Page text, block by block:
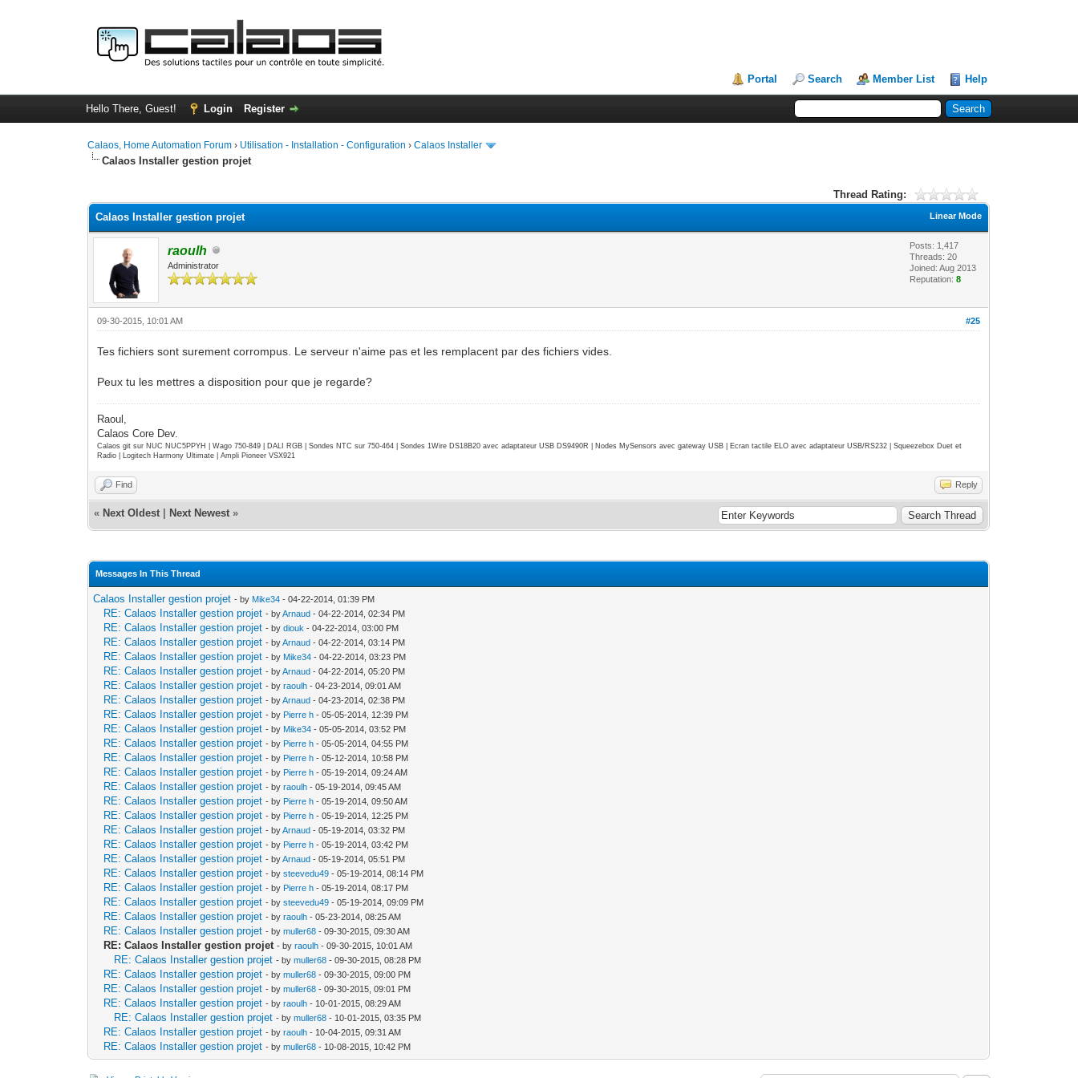
Portal Search Member List Help
Hello There, Guest! Login Register
Calaos, Home Automation Forum › Utilisation - Installation - Configuration ›Calaos Installer
Calaos Installer gestion projet
Thread Rating:
Linear Mode
Calaos Installer gestion projet
raoulh
Administrator
Posts: 1,417
Threads: 20
Joined: Aug 2013
Reputation:8
#25
09-30-2015, 10:01 AM
Tes fichiers sont surement corrompus. Le serveur n'aime pas et les remplacent par des fichiers vides.
Peux tu les mettres a disposition pour que je regarde?
Raoul,
Calaos Core Dev.
Calaos git sur NUC NUC5PPYH | Wago 750-849 | DALI RGB | Sondes NTC sur 750-464 | Sondes 1Wire DS18B20 avec adaptateur USB DS9490R | Nodes MySensors avec gateway USB | Ecran tactile ELO avec adaptateur USB/RS232 | Squeezebox Duet et
Radio | Logitech Harmony Ultimate | Ampli Pioneer VSX921
Find Reply
« Next Oldest Next Newest »
Messages In This Thread
Calaos Installer gestion projet - by Mike34 - 04-22-2014, 01:39 PM
RE: Calaos Installer gestion projet - byArnaud - 04-22-2014, 02:34 PM
RE: Calaos Installer gestion projet - bydiouk - 04-22-2014, 03:00 PM
RE: Calaos Installer gestion projet - byArnaud - 04-22-2014, 03:14 PM
RE: Calaos Installer gestion projet - by Mike34 - 04-22-2014, 03:23 PM
RE: Calaos Installer gestion projet - byArnaud - 04-22-2014, 05:20 PM
RE: Calaos Installer gestion projet - byraoulh - 04-23-2014, 09:01 AM
RE: Calaos Installer gestion projet - byArnaud - 04-23-2014, 02:38 PM
RE: Calaos Installer gestion projet - by Pierre h - 05-05-2014, 12:39 PM
RE: Calaos Installer gestion projet - by Mike34 - 05-05-2014, 03:52 PM
RE: Calaos Installer gestion projet - by Pierre h - 05-05-2014, 04:55 PM
RE: Calaos Installer gestion projet - by Pierre h - 05-12-2014, 10:58 PM
RE: Calaos Installer gestion projet - by Pierre h - 05-19-2014, 09:24 AM
RE: Calaos Installer gestion projet - byraoulh - 05-19-2014, 09:45 AM
RE: Calaos Installer gestion projet - by Pierre h - 05-19-2014, 09:50 AM
RE: Calaos Installer gestion projet - by Pierre h - 05-19-2014, 12:25 PM
RE: Calaos Installer gestion projet - byArnaud - 05-19-2014, 03:32 PM
RE: Calaos Installer gestion projet - by Pierre h - 05-19-2014, 03:42 PM
RE: Calaos Installer gestion projet - byArnaud - 05-19-2014, 05:51 PM
RE: Calaos Installer gestion projet - bysteevedu49 - 05-19-2014, 08:14 PM
RE: Calaos Installer gestion projet - by Pierre h - 05-19-2014, 08:17 PM
RE: Calaos Installer gestion projet - bysteevedu49 - 05-19-2014, 09:09 PM
RE: Calaos Installer gestion projet - byraoulh - 05-23-2014, 08:25 AM
RE: Calaos Installer gestion projet - bymuller68 - 09-30-2015, 09:30 AM
RE: Calaos Installer gestion projet - byraoulh - 09-30-2015, 10:01 AM
RE: Calaos Installer gestion projet - bymuller68 - 09-30-2015, 08:28 PM
RE: Calaos Installer gestion projet - bymuller68 - 09-30-2015, 09:00 PM
RE: Calaos Installer gestion projet - bymuller68 - 09-30-2015, 09:01 PM
RE: Calaos Installer gestion projet - byraoulh - 10-01-2015, 08:29 AM
RE: Calaos Installer gestion projet - bymuller68 - 10-01-2015, 03:35 PM
RE: Calaos Installer gestion projet - byraoulh - 10-04-2015, 09:31 AM
RE: Calaos Installer gestion projet - bymuller68 - 10-08-2015, 10:42 PM